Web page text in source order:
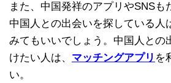
また、中国発祥のアプリやSNSも
中国人との出会いを探している人
みてもいいでしょう。中国人との
けたい人は、 マッチングアプリ を
い。